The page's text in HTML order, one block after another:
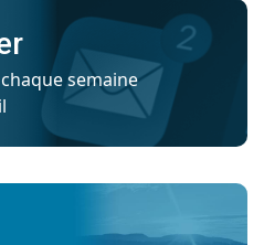
chaque semaine